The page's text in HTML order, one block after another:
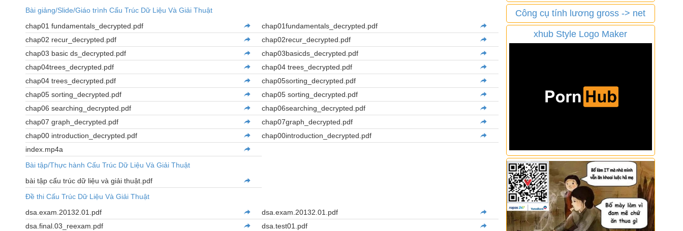
Bài giảng/Slide/Giáo trình Cấu Trúc Dữ Liệu Và Giải Thuật
chap01 fundamentals_decrypted.pdf
chap01fundamentals_decrypted.pdf
chap02 recur_decrypted.pdf
chap02recur_decrypted.pdf
chap03 basic ds_decrypted.pdf
chap03basicds_decrypted.pdf
chap04trees_decrypted.pdf
chap04 trees_decrypted.pdf
chap04 trees_decrypted.pdf
chap05sorting_decrypted.pdf
chap05 sorting_decrypted.pdf
chap05 sorting_decrypted.pdf
chap06 searching_decrypted.pdf
chap06searching_decrypted.pdf
chap07 graph_decrypted.pdf
chap07graph_decrypted.pdf
chap00 introduction_decrypted.pdf
chap00introduction_decrypted.pdf
index.mp4a
Bài tập/Thực hành Cấu Trúc Dữ Liệu Và Giải Thuật
bài tập cấu trúc dữ liệu và giải thuật.pdf
Đề thi Cấu Trúc Dữ Liệu Và Giải Thuật
dsa.exam.20132.01.pdf
dsa.exam.20132.01.pdf
dsa.final.03_reexam.pdf
dsa.test01.pdf
Công cụ tính lương gross -> net
xhub Style Logo Maker